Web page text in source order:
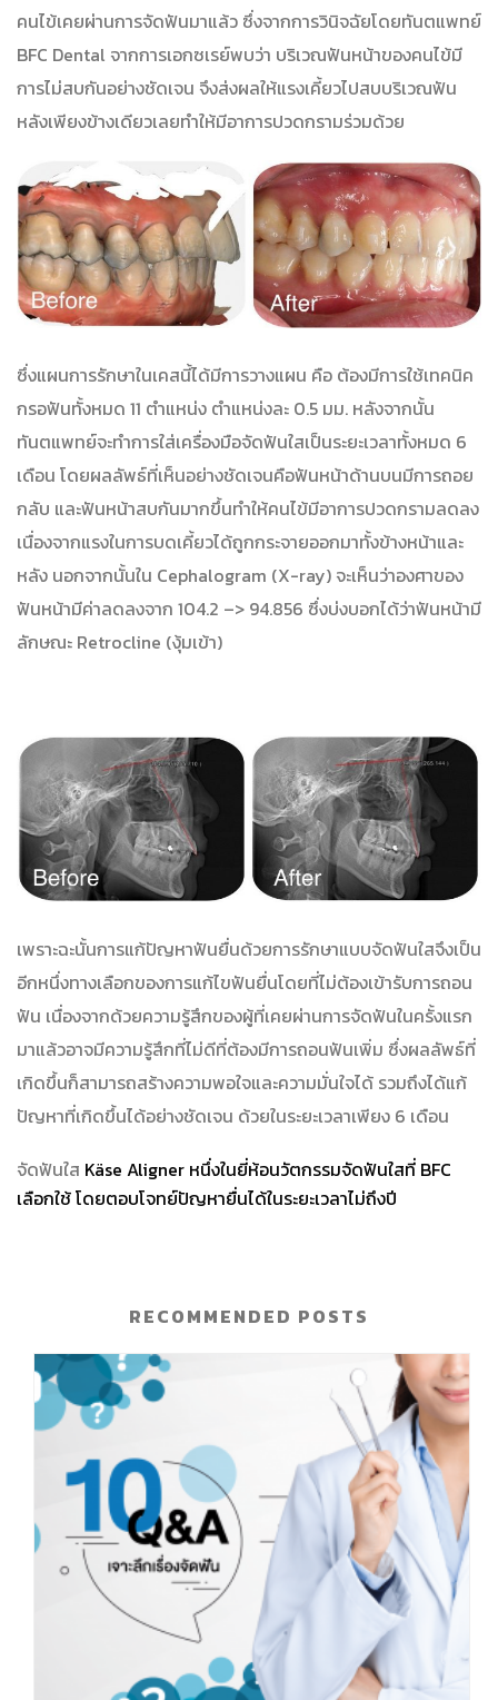
คนไข้เคยผ่านการจัดฟันมาแล้ว ซึ่งจากการวินิจฉัยโดยทันตแพทย์
BFC Dental จากการเอกซเรย์พบว่า บริเวณฟันหน้าของคนไข้มี
การไม่สบกันอย่างชัดเจน จึงส่งผลให้แรงเคี้ยวไปสบบริเวณฟัน
หลังเพียงข้างเดียวเลยทำให้มีอาการปวดกรามร่วมด้วย
ซึ่งแผนการรักษาในเคสนี้ได้มีการวางแผน คือ ต้องมีการใช้เทคนิค
กรอฟันทั้งหมด 11 ตำแหน่ง ตำแหน่งละ 0.5 มม. หลังจากนั้น
ทันตแพทย์จะทำการใส่เครื่องมือจัดฟันใสเป็นระยะเวลาทั้งหมด 6
เดือน โดยผลลัพธ์ที่เห็นอย่างชัดเจนคือฟันหน้าด้านบนมีการถอย
กลับ และฟันหน้าสบกันมากขึ้นทำให้คนไข้มีอาการปวดกรามลดลง
เนื่องจากแรงในการบดเคี้ยวได้ถูกกระจายออกมาทั้งข้างหน้าและ
หลัง นอกจากนั้นใน Cephalogram (X-ray) จะเห็นว่าองศาของ
ฟันหน้ามีค่าลดลงจาก 104.2 –> 94.856 ซึ่งบ่งบอกได้ว่าฟันหน้ามี
ลักษณะ Retrocline (งุ้มเข้า)
เพราะฉะนั้นการแก้ปัญหาฟันยื่นด้วยการรักษาแบบจัดฟันใสจึงเป็น
อีกหนึ่งทางเลือกของการแก้ไขฟันยื่นโดยที่ไม่ต้องเข้ารับการถอน
ฟัน เนื่องจากด้วยความรู้สึกของผู้ที่เคยผ่านการจัดฟันในครั้งแรก
มาแล้วอาจมีความรู้สึกที่ไม่ดีที่ต้องมีการถอนฟันเพิ่ม ซึ่งผลลัพธ์ที่
เกิดขึ้นก็สามารถสร้างความพอใจและความมั่นใจได้ รวมถึงได้แก้
ปัญหาที่เกิดขึ้นได้อย่างชัดเจน ด้วยในระยะเวลาเพียง 6 เดือน
จัดฟันใส Käse Aligner หนึ่งในยี่ห้อนวัตกรรมจัดฟันใสที่ BFC
เลือกใช้ โดยตอบโจทย์ปัญหายื่นได้ในระยะเวลาไม่ถึงปี
RECOMMENDED POSTS